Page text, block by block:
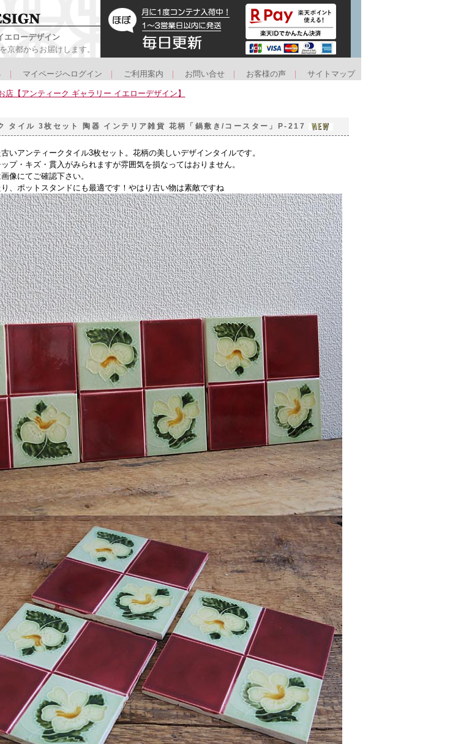
エローデザイン
京都からお届けします。
マイページへログイン ご利用案内 お問い合せ お客様の声 サイトマップ
店【アンティーク ギャラリー イエローデザイン】
タイル 3枚セット 陶器 インテリア雑貨 花柄「鍋敷き/コースター」P-217
いアンティークタイル3枚セット。花柄の美しいデザインタイルです。
プ・キズ・貫入がみられますが雰囲気を損なってはおりません。
像にてご確認下さい。
、ポットスタンドにも最適です！やはり古い物は素敵ですね